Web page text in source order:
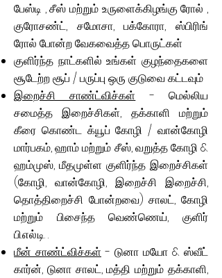
பேஸ்டி ,சீஸ் மற்றும் உருளைக்கிழங்கு ரோல் ,
குரோசண்ட், சமோசா, பக்கோரா, ஸ்பிரிங்
ரோல் போன்ற வேகவைத்த பொருட்கள்
குளிர்ந்த நாட்களில் உங்கள் குழந்தைகளை
சூடேற்ற சூப் / பருப்பு ஒரு குடுவை கட்டவும்
இறைச்சி சாண்ட்விச்கள் - மெல்லிய
சமைத்த இறைச்சிகள், தக்காளி மற்றும்
கீரை கொண்ட க்யூப் கோழி / வான்கோழி
மார்பகம், ஹாம் மற்றும் சீஸ், வறுத்த கோழி &
ஹம்முஸ், மீதமுள்ள குளிர்ந்த இறைச்சிகள்
(கோழி, வான்கோழி, இறைச்சி இறைச்சி,
தொத்திறைச்சி போன்றவை) சாலட், கோழி
மற்றும் பிசைந்த வெண்ணெய், குளிர்
பி.எல்.டி. .
மீன் சாண்ட்விச்கள் - டுனா மயோ & ஸ்வீட்
கார்ன், டுனா சாலட், மத்தி மற்றும் தக்காளி,